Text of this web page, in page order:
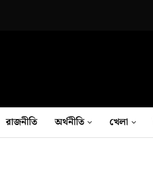
রাজনীতি অর্থনীতি খেলা